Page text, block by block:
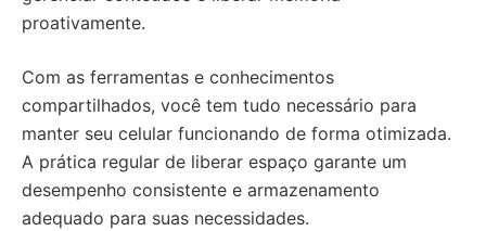
proativamente.
Com as ferramentas e conhecimentos
compartilhados, você tem tudo necessário para
manter seu celular funcionando de forma otimizada.
A prática regular de liberar espaço garante um
desempenho consistente e armazenamento
adequado para suas necessidades.